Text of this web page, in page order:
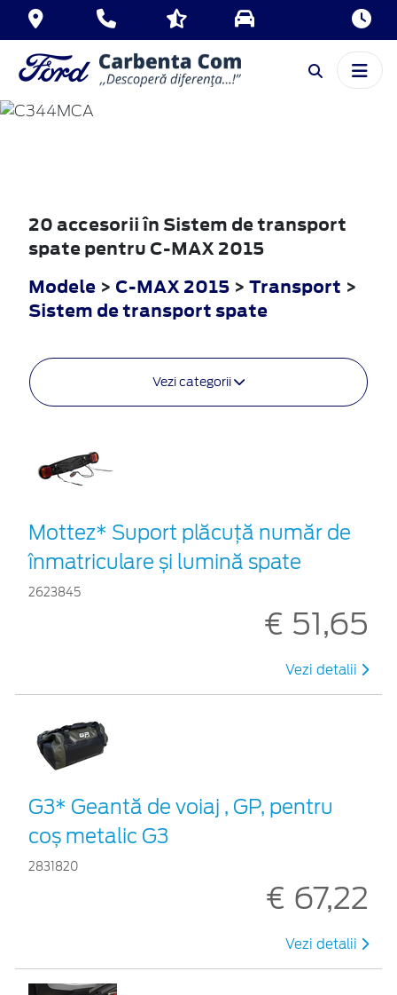
C-MAX
20 accesorii în Sistem de transport
spate pentru C-MAX 2015
Modele > C-MAX 2015 > Transport >
Sistem de transport spate
Vezi categorii
Mottez* Suport plăcuță număr de
înmatriculare și lumină spate
2623845
€ 51,65
Vezi detalii
G3* Geantă de voiaj , GP, pentru
coș metalic G3
2831820
€ 67,22
Vezi detalii